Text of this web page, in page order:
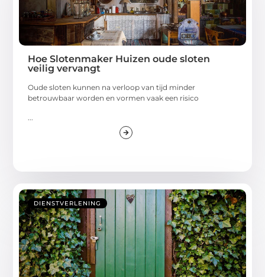
Hoe Slotenmaker Huizen oude sloten
veilig vervangt
Oude sloten kunnen na verloop van tijd minder
betrouwbaar worden en vormen vaak een risico
DIENSTVERLENING